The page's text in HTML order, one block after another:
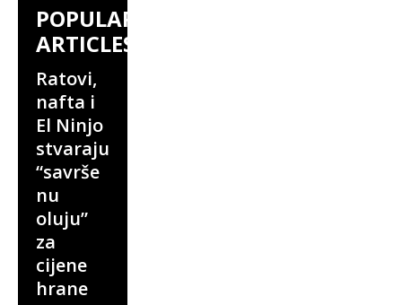
POPULAR
ARTICLES
Ratovi,
nafta i
El Ninjo
stvaraju
“savrše
nu
oluju”
za
cijene
hrane